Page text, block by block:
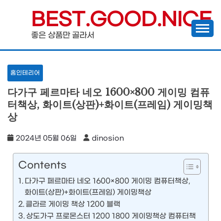
content
BEST.GOOD.NICE
좋은 상품만 골라서
홈인테리어
다가구 페르마타 네오 1600×800 게이밍 컴퓨
터책상, 화이트(상판)+화이트(프레임) 게이밍책
상
2024년 05월 06일 dinosion
Contents
다가구 페르마타 네오 1600×800 게이밍 컴퓨터책상,
화이트(상판)+화이트(프레임) 게이밍책상
클라르 게이밍 책상 1200 블랙
상도가구 프로몬스터 1200 1800 게이밍책상 컴퓨터책